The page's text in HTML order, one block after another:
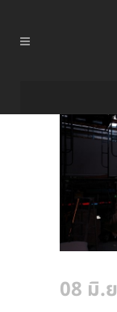
08 มิ.